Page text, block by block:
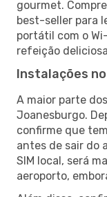
gourmet.
best-seller para
portátil com o
refeição
Instalações
A maior parte
Joanesburgo.
confirme que
antes de sair do
SIM local, será
aeroporto,